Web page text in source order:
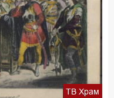
ТВ Храм